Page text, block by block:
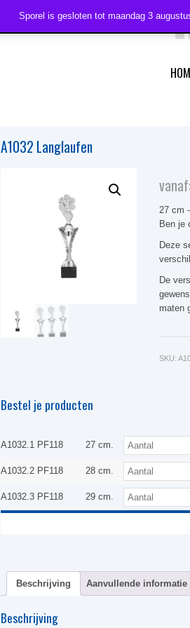
A1032 Langlaufen
27 cm
Ben je
Deze
De
maten
SKU:
Bestel je producten
A1032.1 PF118 27 cm.
A1032.2 PF118 28 cm.
A1032.3 PF118 29 cm.
Beschrijving Aanvullende informatie
Beschrijving
Sporel is gesloten tot maandag 3